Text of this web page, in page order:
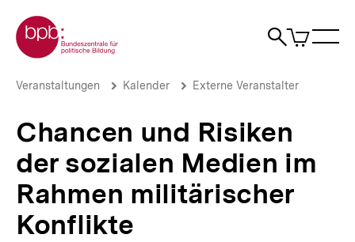
zum
Seiteninhalt
springen
Zur Startseite der bpb
Suche
Artikel
im
Chancen
der
sozialen
Medien
Rahmen
militärischer
Konflikte
Brotkrümelnavigation
Pfadnavigation
Veranstaltungen Kalender Externe Veranstalter
Chancen und Risiken
der sozialen Medien im
Rahmen militärischer
Konflikte